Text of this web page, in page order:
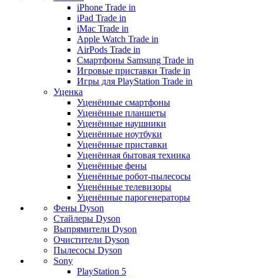
iPhone Trade in
iPad Trade in
iMac Trade in
Apple Watch Trade in
AirPods Trade in
Смартфоны Samsung Trade in
Игровые приставки Trade in
Игры для PlayStation Trade in
Уценка
Уценённые смартфоны
Уценённые планшеты
Уценённые наушники
Уценённые ноутбуки
Уценённые приставки
Уценённая бытовая техника
Уценённые фены
Уценённые робот-пылесосы
Уценённые телевизоры
Уценённые парогенераторы
Фены Dyson
Стайлеры Dyson
Выпрямители Dyson
Очистители Dyson
Пылесосы Dyson
Sony
PlayStation 5